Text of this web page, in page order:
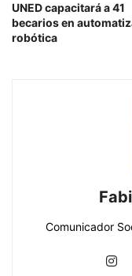
UNED capacitará a 41
becarios en
robótica
Comunicador